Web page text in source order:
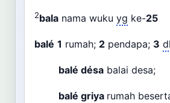
2bala nama wuku yg ke-25
balé 1 rumah; 2 pendapa; 3 dl
balé désa balai desa;
balé griya rumah